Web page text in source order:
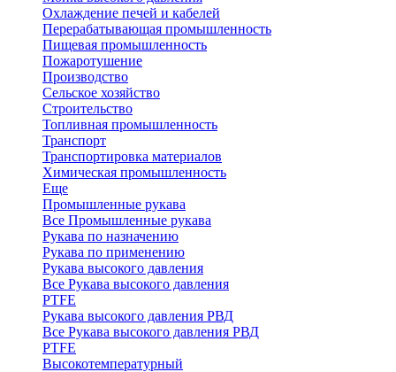
Охлаждение печей и кабелей
Перерабатывающая промышленность
Пищевая промышленность
Пожаротушение
Производство
Сельское хозяйство
Строительство
Топливная промышленность
Транспорт
Транспортировка материалов
Химическая промышленность
Еще
Промышленные рукава
Все Промышленные рукава
Рукава по назначению
Рукава по применению
Рукава высокого давления
Все Рукава высокого давления
PTFE
Рукава высокого давления РВД
Все Рукава высокого давления РВД
PTFE
Высокотемпературный